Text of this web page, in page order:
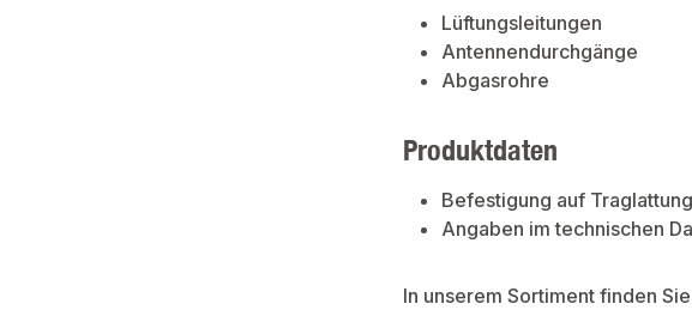
Lüftungsleitungen
Antennendurchgänge
Abgasrohre
Produktdaten
Befestigung auf
Angaben im technischen
In unserem Sortiment finden